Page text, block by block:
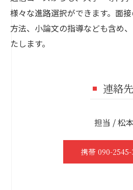
様々な進路選択ができます。面
方法、小論文の指導なども含め
たします。
連絡先
担当 / 松本
携帯 090-